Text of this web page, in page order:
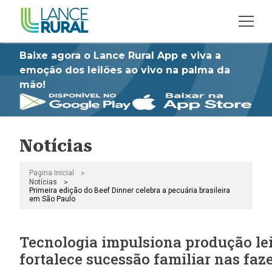
Baixe agora o Lance Rural App e viva a
emoção dos leilões ao vivo na palma da
mão!
Notícias
Pagina Inicial >
Notícias >
Primeira edição do Beef Dinner celebra a pecuária brasileira
em São Paulo
Tecnologia impulsiona produção
fortalece sucessão familiar nas